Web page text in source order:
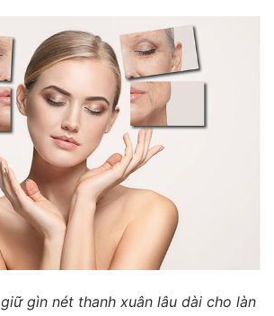
gìn nét thanh xuân lâu dài cho làn